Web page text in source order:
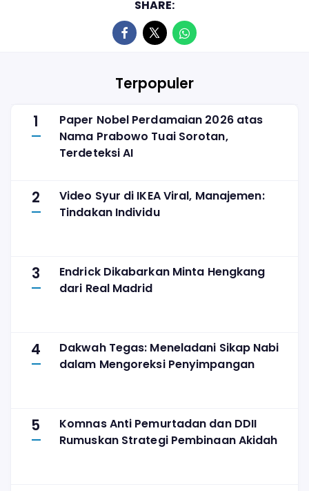
SHARE:
Terpopuler
1
Paper Nobel Perdamaian 2026 atas
Nama Prabowo Tuai Sorotan,
Terdeteksi AI
2
Video Syur di IKEA Viral, Manajemen:
Tindakan Individu
3
Endrick Dikabarkan Minta Hengkang
dari Real Madrid
4
Dakwah Tegas: Meneladani Sikap Nabi
dalam Mengoreksi Penyimpangan
5
Komnas Anti Pemurtadan dan DDII
Rumuskan Strategi Pembinaan Akidah